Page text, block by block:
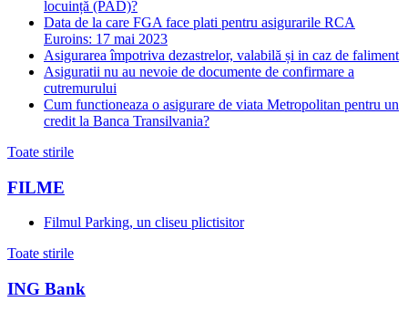
locuință (PAD)?
Data de la care FGA face plati pentru asigurarile RCA
Euroins: 17 mai 2023
Asigurarea împotriva dezastrelor, valabilă și in caz de faliment
Asiguratii nu au nevoie de documente de confirmare a
cutremurului
Cum functioneaza o asigurare de viata Metropolitan pentru un
credit la Banca Transilvania?
Toate stirile
FILME
Filmul Parking, un cliseu plictisitor
Toate stirile
ING Bank